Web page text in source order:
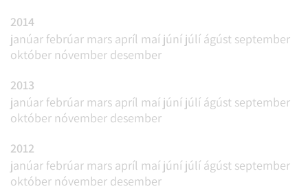
2014
janúar febrúar mars apríl maí júní júlí ágúst september
október nóvember desember
2013
janúar febrúar mars apríl maí júní júlí ágúst september
október nóvember desember
2012
janúar febrúar mars apríl maí júní júlí ágúst september
október nóvember desember